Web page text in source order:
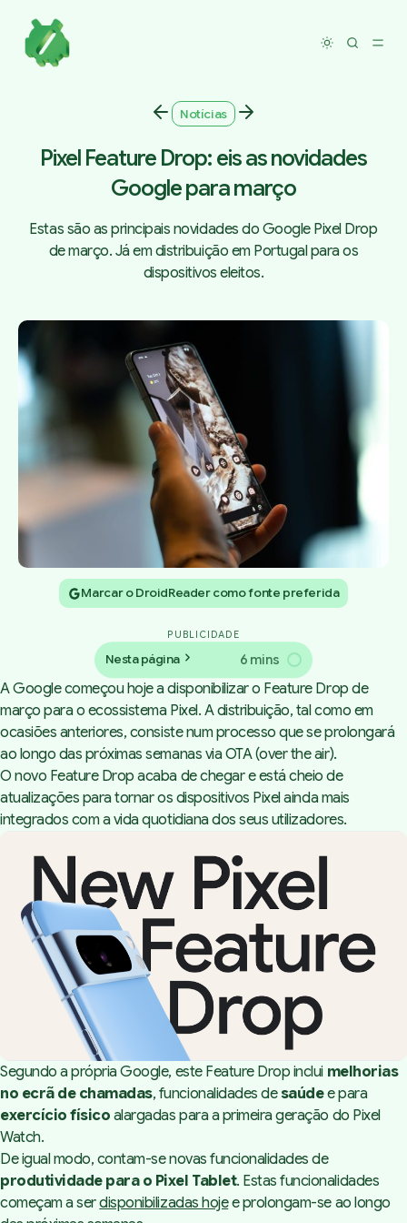
Toggle
Notícias
Pixel Feature Drop: eis as novidades
Google para março
Estas são as principais novidades do Google Pixel Drop
de março. Já em distribuição em Portugal para os
dispositivos eleitos.
Marcar o DroidReader como fonte preferida
PUBLICIDADE
Nesta página 6 mins
Filtra as chamadas com
melhorias no ecrã de
chamadas (Call Screen)
Fotos e vídeos incríveis,
diretamente no Instagram
Circundar para Pesquisar
chega agora ao Pixel 7
Acompanhar os treinos com
ainda mais opções nos Pixel
Temos agora o Treino de
Zona Cardíaca no Pixel Watch
de primeira geração
A Google começou hoje a disponibilizar o Feature Drop de
março para o ecossistema Pixel. A distribuição, tal como em
ocasiões anteriores, consiste num processo que se prolongará
ao longo das próximas semanas viaOTA (over the air).
O novo Feature Drop acaba de chegar e está cheio de
atualizações para tornar os dispositivos Pixel ainda mais
integrados com a vida quotidiana dos seus utilizadores.
Segundo a própria Google, este Feature Drop inclui melhorias
no ecrã de chamadas, funcionalidades desaúdee para
exercício físico alargadas para a primeira geração do Pixel
Watch.
De igual modo, contam-se novas funcionalidades de
produtividade para o Pixel Tablet. Estas funcionalidades
começam a serdisponibilizadas hojee prolongam-se ao longo